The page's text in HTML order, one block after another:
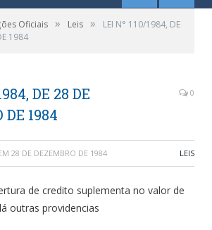
Oficiais » Leis »
LEI N° 110/1984, DE
1984
DE 28 DE
DE 1984
0
28 DE DEZEMBRO DE 1984 LEIS
de credito suplementa no valor de
outras providencias